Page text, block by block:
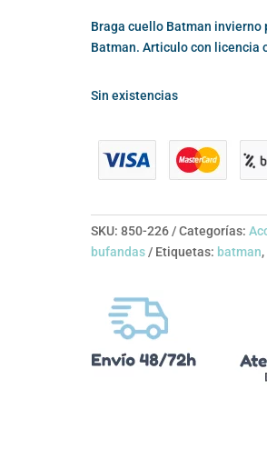
Braga cuello Batman invierno
Batman. Articulo con licencia
Sin existencias
SKU: 850-226 Categorías:
bufandas
Etiquetas: batman,